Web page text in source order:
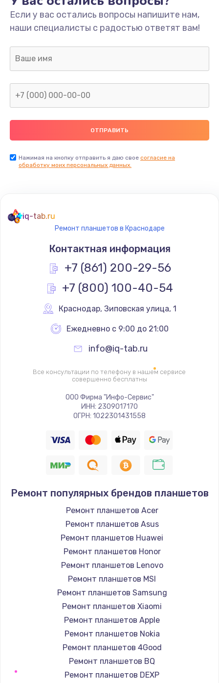
Замена/Pемонт карбюратора
1300 руб.
Заказать
Ремонт капиллярной трубки
400 руб.
Заказать
Замена термостата
1200 руб.
Заказать
Замена реле
Замена термопредохранителя
700 руб.
Заказать
Замена ТЭНа
2500 руб.
1400 руб.
Замена / ремонт электронного модуля
управления
600 руб.
Замена конфорки
1100 руб.
Замена платы сенсора
900 руб.
Замена регулятора режимов конфорки
Если у вас остались вопросы напишите нам,
наши специалисты с радостью ответят вам!
Нажимая на кнопку отправить я даю свое согласие на
обработку моих персональных данных.
iq-tab.ru
Ремонт планшетов в Краснодаре
Контактная информация
+7 (861) 200-29-56
+7 (800) 100-40-54
Краснодар, Зиповская улица, 1
Ежедневно с 9:00 до 21:00
info@iq-tab.ru
Все консультации по телефону в нашем сервисе
совершенно бесплатны
ООО Фирма "Инфо-Сервис"
ИНН: 2309017170
ОГРН: 1022301431558
Ремонт популярных брендов планшетов
Ремонт планшетов Acer
Ремонт планшетов Asus
Ремонт планшетов Huawei
Ремонт планшетов Honor
Ремонт планшетов Lenovo
Ремонт планшетов MSI
Ремонт планшетов Samsung
Ремонт планшетов Xiaomi
Ремонт планшетов Apple
Ремонт планшетов Nokia
Ремонт планшетов 4Good
Ремонт планшетов BQ
Ремонт планшетов DEXP